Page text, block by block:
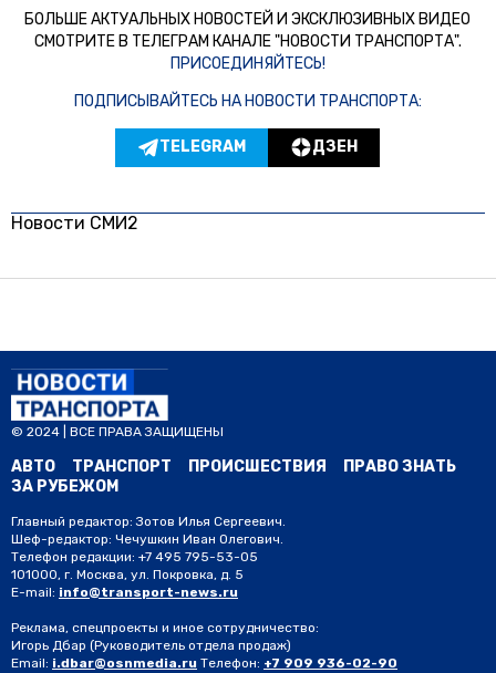
БОЛЬШЕ АКТУАЛЬНЫХ НОВОСТЕЙ И ЭКСКЛЮЗИВНЫХ ВИДЕО
СМОТРИТЕ В ТЕЛЕГРАМ КАНАЛЕ "НОВОСТИ ТРАНСПОРТА".
ПРИСОЕДИНЯЙТЕСЬ!
ПОДПИСЫВАЙТЕСЬ НА НОВОСТИ ТРАНСПОРТА:
TELEGRAM ДЗЕН
Новости СМИ2
© 2024 | ВСЕ ПРАВА ЗАЩИЩЕНЫ
АВТО ТРАНСПОРТ ПРОИСШЕСТВИЯ
ПРАВО ЗНАТЬ
ЗА РУБЕЖОМ
Главный редактор: Зотов Илья Сергеевич.
Шеф-редактор: Чечушкин Иван Олегович.
Телефон редакции: +7 495 795-53-05
101000, г. Москва, ул. Покровка, д. 5
E-mail: info@transport-news.ru
Реклама, спецпроекты и иное сотрудничество:
Игорь Дбар (Руководитель отдела продаж)
Email: i.dbar@osnmedia.ru Телефон: +7 909 936-02-90